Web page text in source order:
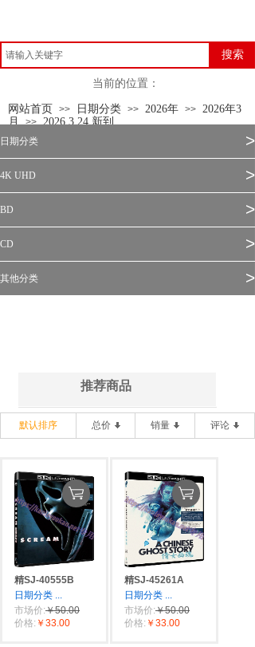
搜索
当前的位置：
网站首页 >> 日期分类 >> 2026年 >> 2026年3
月 >> 2026.3.24 新到
日期分类 >
4K UHD >
BD >
CD >
其他分类 >
推荐商品
默认排序 总价 销量 评论
精SJ-40555B
日期分类 ...
市场价:￥50.00
价格: ￥33.00
精SJ-45261A
日期分类 ...
市场价:￥50.00
价格: ￥33.00